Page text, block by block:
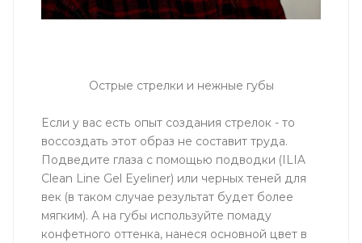
Острые стрелки и нежные губы
Если у вас есть опыт создания стрелок - то
воссоздать этот образ не составит труда.
Подведите глаза с помощью подводки (ILIA
Clean Line Gel Eyeliner) или черных теней для
век (в таком случае результат будет более
мягким). А на губы используйте помаду
конфетного оттенка, нанеся основной цвет в